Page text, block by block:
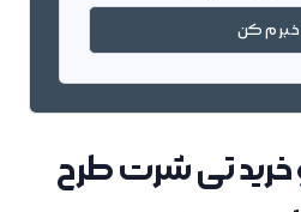
خبرم کن
تی شرت طرح